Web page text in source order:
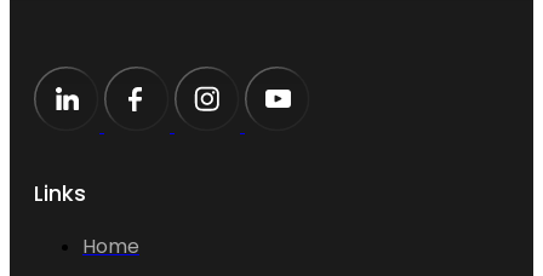
Links
Home